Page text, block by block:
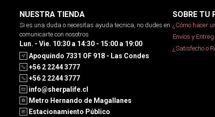
NUESTRA TIENDA
Si es una duda o necesitas ayuda tecnica, no dudes en
comunicarte con nosotros
Lun. - Vie. 10:30 a 14:30 - 15:00 a 19:00
Apoquindo 7331 OF 918 - Las Condes
+56 2 2244 3777
+56 2 2244 3777
info@sherpalife.cl
Metro Hernando de Magallanes
Estacionamiento Público
SOBRE TU
¿Cómo hacer
Envíos y
¿Satisfecho o